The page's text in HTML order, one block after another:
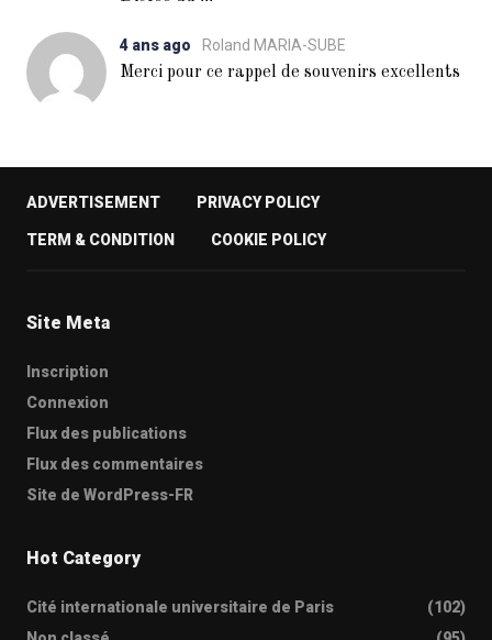
4 ans ago
Roland MARIA-SUBE
Merci pour ce rappel de souvenirs excellents
ADVERTISEMENT PRIVACY POLICY
TERM & CONDITION COOKIE POLICY
Site Meta
Inscription
Connexion
Flux des publications
Flux des commentaires
Site de WordPress-FR
Hot Category
Cité internationale universitaire de Paris
(102)